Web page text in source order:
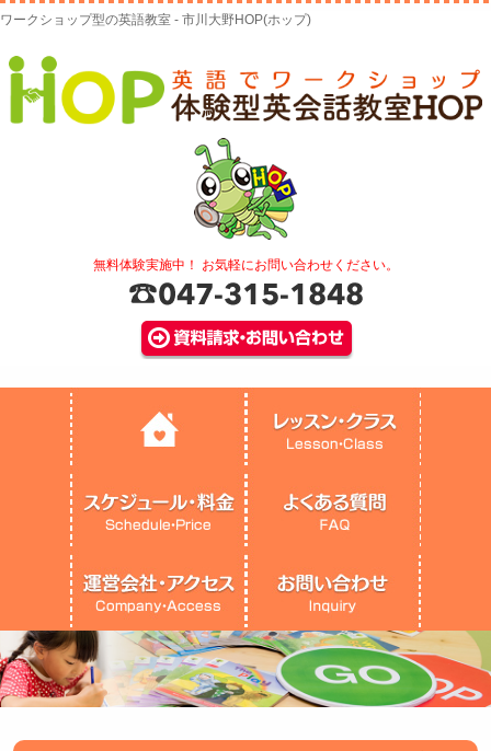
ワークショップ型の英語教室 - 市川大野HOP(ホップ)
無料体験実施中！ お気軽にお問い合わせください。